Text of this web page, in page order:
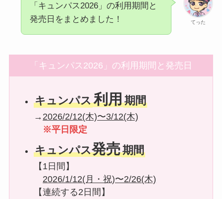
てった
「キュンパス2026」の利用期間と
発売日をまとめました！
「キュンパス2026」の利用期間と発売日
キュンパス利用期間
→ 2026/2/12(木)〜3/12(木)
※平日限定
キュンパス発売期間
【1日間】
2026/1/12(月・祝)〜2/26(木)
【連続する2日間】